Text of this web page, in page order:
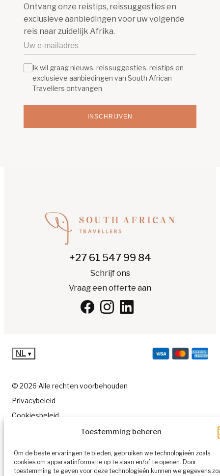
Toestemming beheren
Om de beste ervaringen te bieden, gebruiken we technologieën zoals
cookies om apparaatinformatie op te slaan en/of te openen. Door
toestemming te geven voor deze technologieën kunnen we gegevens
Ontvang onze reistips, reissuggesties en
exclusieve aanbiedingen voor uw volgende
reis naar zuidelijk Afrika.
INSCHRIJVEN
Ik wil graag nieuws, reissuggesties, reistips en
exclusieve aanbiedingen van South African
Travellers ontvangen
+27 61 547 99 84
Schrijf ons
Vraag een offerte aan
© 2026 Alle rechten voorbehouden
Privacybeleid
Cookiesbeleid
Algemene voorwaarden
NL ▾